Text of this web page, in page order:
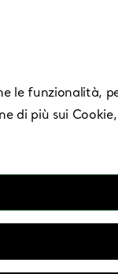
le funzionalità,
di più sui